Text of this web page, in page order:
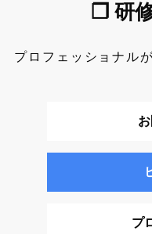
❐ 研
プロフェッショナル
プ